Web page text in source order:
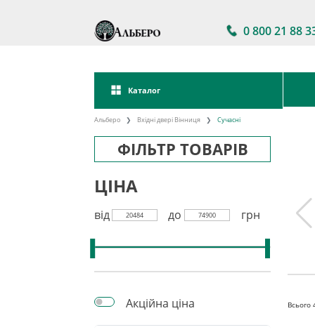
0 800 21 88
Каталог
Альберо Вхідні двері Вінниця Сучасні
ФІЛЬТР ТОВАРІВ
ЦІНА
від 20484 до 74900 грн
Акційна ціна
склом
Всього